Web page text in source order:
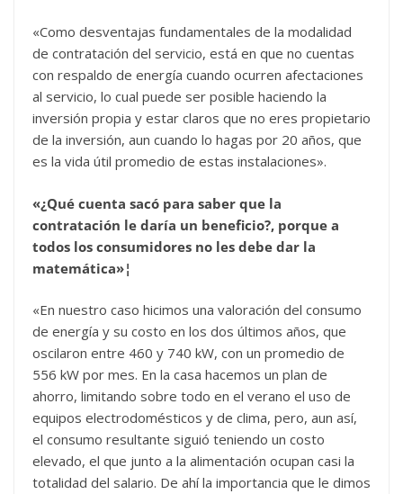
«Como desventajas fundamentales de la modalidad
de contratación del servicio, está en que no cuentas
con respaldo de energía cuando ocurren afectaciones
al servicio, lo cual puede ser posible haciendo la
inversión propia y estar claros que no eres propietario
de la inversión, aun cuando lo hagas por 20 años, que
es la vida útil promedio de estas instalaciones».
«¿Qué cuenta sacó para saber que la
contratación le daría un beneficio?, porque a
todos los consumidores no les debe dar la
matemática»¦
«En nuestro caso hicimos una valoración del consumo
de energía y su costo en los dos últimos años, que
oscilaron entre 460 y 740 kW, con un promedio de
556 kW por mes. En la casa hacemos un plan de
ahorro, limitando sobre todo en el verano el uso de
equipos electrodomésticos y de clima, pero, aun así,
el consumo resultante siguió teniendo un costo
elevado, el que junto a la alimentación ocupan casi la
totalidad del salario. De ahí la importancia que le dimos